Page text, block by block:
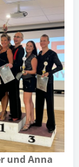
und Anna